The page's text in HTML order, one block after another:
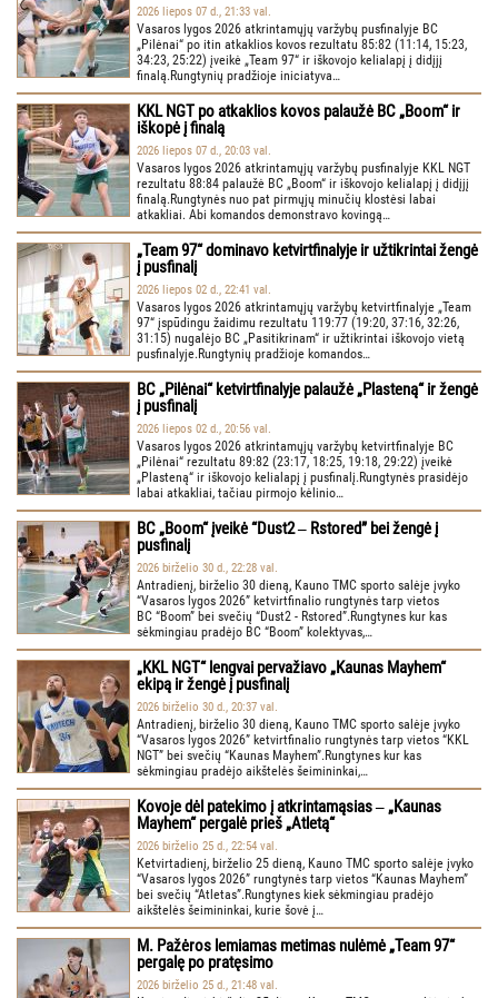
2026 liepos 07 d., 21:33 val.
Vasaros lygos 2026 atkrintamųjų varžybų pusfinalyje BC
„Pilėnai“ po itin atkaklios kovos rezultatu 85:82 (11:14, 15:23,
34:23, 25:22) įveikė „Team 97“ ir iškovojo kelialapį į didįjį
finalą.Rungtynių pradžioje iniciatyva…
KKL NGT po atkaklios kovos palaužė BC „Boom“ ir
iškopė į finalą
2026 liepos 07 d., 20:03 val.
Vasaros lygos 2026 atkrintamųjų varžybų pusfinalyje KKL NGT
rezultatu 88:84 palaužė BC „Boom“ ir iškovojo kelialapį į didįjį
finalą.Rungtynės nuo pat pirmųjų minučių klostėsi labai
atkakliai. Abi komandos demonstravo kovingą…
„Team 97“ dominavo ketvirtfinalyje ir užtikrintai žengė
į pusfinalį
2026 liepos 02 d., 22:41 val.
Vasaros lygos 2026 atkrintamųjų varžybų ketvirtfinalyje „Team
97“ įspūdingu žaidimu rezultatu 119:77 (19:20, 37:16, 32:26,
31:15) nugalėjo BC „Pasitikrinam“ ir užtikrintai iškovojo vietą
pusfinalyje.Rungtynių pradžioje komandos…
BC „Pilėnai“ ketvirtfinalyje palaužė „Plasteną“ ir žengė
į pusfinalį
2026 liepos 02 d., 20:56 val.
Vasaros lygos 2026 atkrintamųjų varžybų ketvirtfinalyje BC
„Pilėnai“ rezultatu 89:82 (23:17, 18:25, 19:18, 29:22) įveikė
„Plasteną“ ir iškovojo kelialapį į pusfinalį.Rungtynės prasidėjo
labai atkakliai, tačiau pirmojo kėlinio…
BC „Boom“ įveikė “Dust2 ‒ Rstored” bei žengė į
pusfinalį
2026 birželio 30 d., 22:28 val.
Antradienį, birželio 30 dieną, Kauno TMC sporto salėje įvyko
“Vasaros lygos 2026” ketvirtfinalio rungtynės tarp vietos
BC “Boom” bei svečių “Dust2 - Rstored”.Rungtynes kur kas
sėkmingiau pradėjo BC “Boom” kolektyvas,…
„KKL NGT“ lengvai pervažiavo „Kaunas Mayhem“
ekipą ir žengė į pusfinalį
2026 birželio 30 d., 20:37 val.
Antradienį, birželio 30 dieną, Kauno TMC sporto salėje įvyko
“Vasaros lygos 2026” ketvirtfinalio rungtynės tarp vietos “KKL
NGT” bei svečių “Kaunas Mayhem”.Rungtynes kur kas
sėkmingiau pradėjo aikštelės šeimininkai,…
Kovoje dėl patekimo į atkrintamąsias ‒ „Kaunas
Mayhem“ pergalė prieš „Atletą“
2026 birželio 25 d., 22:54 val.
Ketvirtadienį, birželio 25 dieną, Kauno TMC sporto salėje įvyko
“Vasaros lygos 2026” rungtynės tarp vietos “Kaunas Mayhem”
bei svečių “Atletas”.Rungtynes kiek sėkmingiau pradėjo
aikštelės šeimininkai, kurie šovė į…
M. Pažėros lemiamas metimas nulėmė „Team 97“
pergalę po pratęsimo
2026 birželio 25 d., 21:48 val.